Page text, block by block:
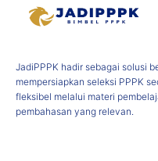
JadiPPPK hadir sebagai solusi
mempersiapkan seleksi PPPK
fleksibel melalui materi
pembahasan yang relevan.